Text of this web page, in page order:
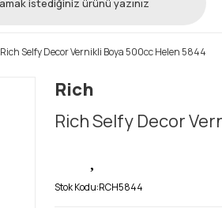
Rich Selfy Decor Vernikli Boya 500cc Helen 5844
Rich
Rich Selfy Decor
Stok Kodu:RCH5844